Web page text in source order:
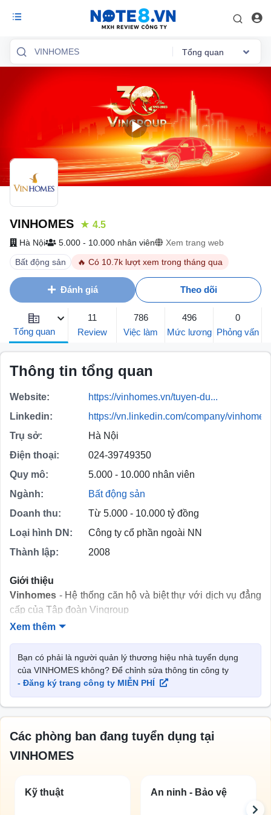
Tổng quan
Reviews
Việc làm
Mức lương
Phỏng vấn
VINHOMES ★ 4.5
Hà Nội 5.000 - 10.000 nhân viên
Xem trang web
Bất động sản
🔥 Có 10.7k lượt xem trong tháng qua
Đánh giá Theo dõi
Tổng quan
11
Review
786
Việc làm
496
Mức lương
0
Phỏng vấn
Thông tin tổng quan
Website:
https://vinhomes.vn/tuyen-du...
Linkedin:
https://vn.linkedin.com/company/
Trụ sở:
Hà Nội
Điện thoại:
024-39749350
Quy mô:
5.000 - 10.000 nhân viên
Ngành:
Bất động sản
Doanh thu:
Từ 5.000 - 10.000 tỷ đồng
Loại hình DN:
Công ty cổ phần ngoài NN
Thành lập:
2008
Giới thiệu
Vinhomes - Hệ thống căn hộ và biệt thự với dịch vụ đẳng
cấp của Tập đoàn Vingroup
CÔNG TY CỔ PHẦN VINHOMES - TẬP ĐOÀN
sống đẳng cấp vượt trội mới, đây là sự kết hợp hoàn chỉnh
giữa bất động sản nhà ở và hệ thống dịch vụ tiêu chuẩn
cao tại những khu đô thị quy mô hàng đầu Việt Nam mang
đẳng cấp quốc tế do Vingroup đầu tư.
Được hưởng bảo hiểm chăm sóc sức khỏe , BHXH,
BHNT.
Nhà nước, hưởng các phúc lợi hấp dẫn từ TĐ
Xem thêm
Bạn có phải là người quản lý thương hiệu nhà tuyển dụng
của VINHOMES không? Để chỉnh sửa thông tin công ty
- Đăng ký trang công ty MIỄN PHÍ
Các phòng ban đang tuyển dụng tại
VINHOMES
Kỹ thuật An ninh - Bảo vệ